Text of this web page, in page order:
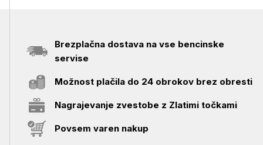
Brezplačna dostava na vse bencinske
servise
Možnost plačila do 24 obrokov brez obresti
Nagrajevanje zvestobe z Zlatimi točkami
Povsem varen nakup